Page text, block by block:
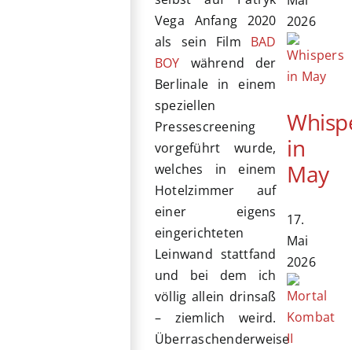
Vega Anfang 2020
als sein Film BAD
BOY während der
Berlinale in einem
speziellen
Pressescreening
vorgeführt wurde,
welches in einem
Hotelzimmer auf
einer eigens
eingerichteten
Leinwand stattfand
und bei dem ich
völlig allein drinsaß
– ziemlich weird.
Überraschenderweise
2026
in
May
17.
Mai
2026